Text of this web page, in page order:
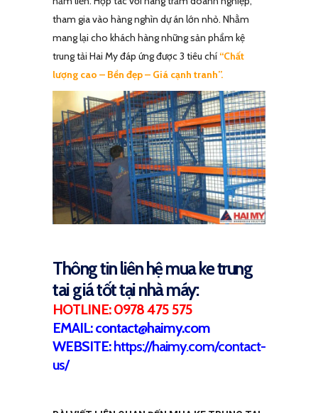
tham gia vào hàng nghìn dự án lớn nhỏ. Nhằm
mang lại cho khách hàng những sản phẩm kệ
trung tải Hai My đáp ứng được 3 tiêu chí “Chất
lượng cao – Bền đẹp – Giá cạnh tranh”.
Thông tin liên hệ mua ke trung
tai giá tốt tại nhà máy:
HOTLINE: 0978 475 575
EMAIL: contact@haimy.com
WEBSITE:https://haimy.com/contact-
us/